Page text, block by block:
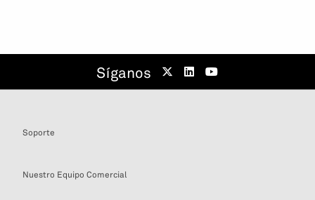
Síganos
Soporte
Nuestro Equipo Comercial